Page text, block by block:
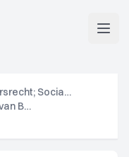
Bestuursrecht; Socialezekerheidsrecht
Centrale Raad van Beroep